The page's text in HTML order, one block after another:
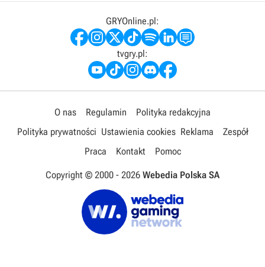
GRYOnline.pl:
tvgry.pl:
O nas Regulamin
Polityka redakcyjna
Polityka prywatności Ustawienia cookies Reklama
Zespół
Praca
Kontakt Pomoc
Copyright © 2000 - 2026 Webedia Polska SA